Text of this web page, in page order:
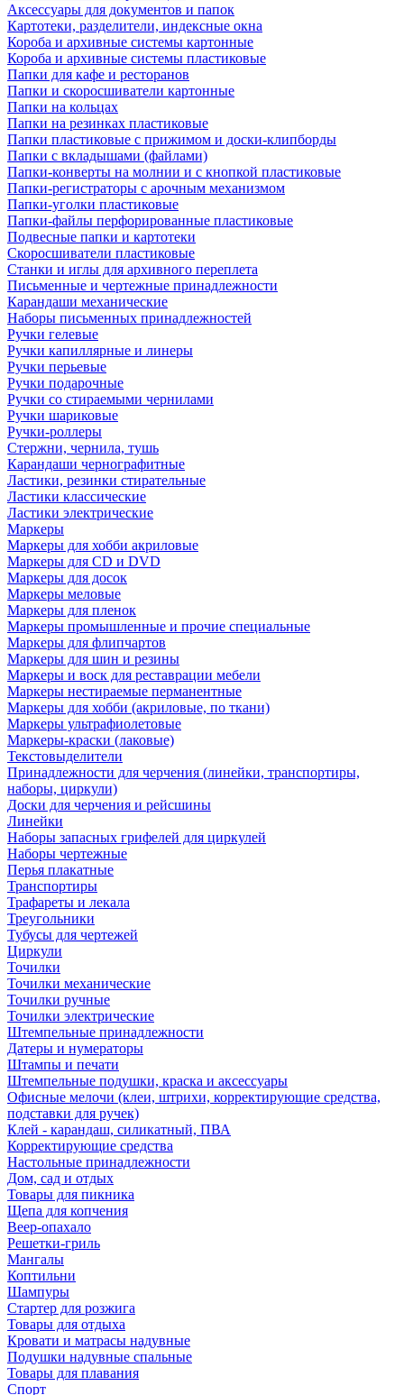
Аксессуары для документов и папок
Картотеки, разделители, индексные окна
Короба и архивные системы картонные
Короба и архивные системы пластиковые
Папки для кафе и ресторанов
Папки и скоросшиватели картонные
Папки на кольцах
Папки на резинках пластиковые
Папки пластиковые с прижимом и доски-клипборды
Папки с вкладышами (файлами)
Папки-конверты на молнии и с кнопкой пластиковые
Папки-регистраторы с арочным механизмом
Папки-уголки пластиковые
Папки-файлы перфорированные пластиковые
Подвесные папки и картотеки
Скоросшиватели пластиковые
Станки и иглы для архивного переплета
Письменные и чертежные принадлежности
Карандаши механические
Наборы письменных принадлежностей
Ручки гелевые
Ручки капиллярные и линеры
Ручки перьевые
Ручки подарочные
Ручки со стираемыми чернилами
Ручки шариковые
Ручки-роллеры
Стержни, чернила, тушь
Карандаши чернографитные
Ластики, резинки стирательные
Ластики классические
Ластики электрические
Маркеры
Маркеры для хобби акриловые
Маркеры для CD и DVD
Маркеры для досок
Маркеры меловые
Маркеры для пленок
Маркеры промышленные и прочие специальные
Маркеры для флипчартов
Маркеры для шин и резины
Маркеры и воск для реставрации мебели
Маркеры нестираемые перманентные
Маркеры для хобби (акриловые, по ткани)
Маркеры ультрафиолетовые
Маркеры-краски (лаковые)
Текстовыделители
Принадлежности для черчения (линейки, транспортиры,
наборы, циркули)
Доски для черчения и рейсшины
Линейки
Наборы запасных грифелей для циркулей
Наборы чертежные
Перья плакатные
Транспортиры
Трафареты и лекала
Треугольники
Тубусы для чертежей
Циркули
Точилки
Точилки механические
Точилки ручные
Точилки электрические
Штемпельные принадлежности
Датеры и нумераторы
Штампы и печати
Штемпельные подушки, краска и аксессуары
Офисные мелочи (клеи, штрихи, корректирующие средства,
подставки для ручек)
Клей - карандаш, силикатный, ПВА
Корректирующие средства
Настольные принадлежности
Дом, сад и отдых
Товары для пикника
Щепа для копчения
Веер-опахало
Решетки-гриль
Мангалы
Коптильни
Шампуры
Стартер для розжига
Товары для отдыха
Кровати и матрасы надувные
Подушки надувные спальные
Товары для плавания
Спорт